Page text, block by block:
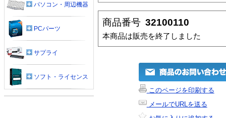
商品番号 32100110
本商品は販売を終了しました
このページを印刷する
メールでURLを送る
パソコン・周辺機器
PCパーツ
サプライ
ソフト・ライセンス